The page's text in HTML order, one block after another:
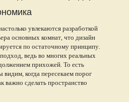
увлекаются разработкой
основных комнат, что дизайн
по остаточному принципу.
ведь во многих реальных
прихожей. То есть
видим, когда пересекаем порог
важно сделать пространство